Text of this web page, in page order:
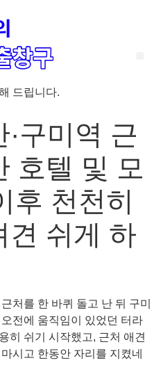
드립니다.
구미역 근
호텔 및 모
후 천천히
견 쉬게 하
처를 한 바퀴 돌고 난 뒤 구미
전에 움직임이 있었던 터라
히 쉬기 시작했고, 근처 애견
시고 한동안 자리를 지켰네